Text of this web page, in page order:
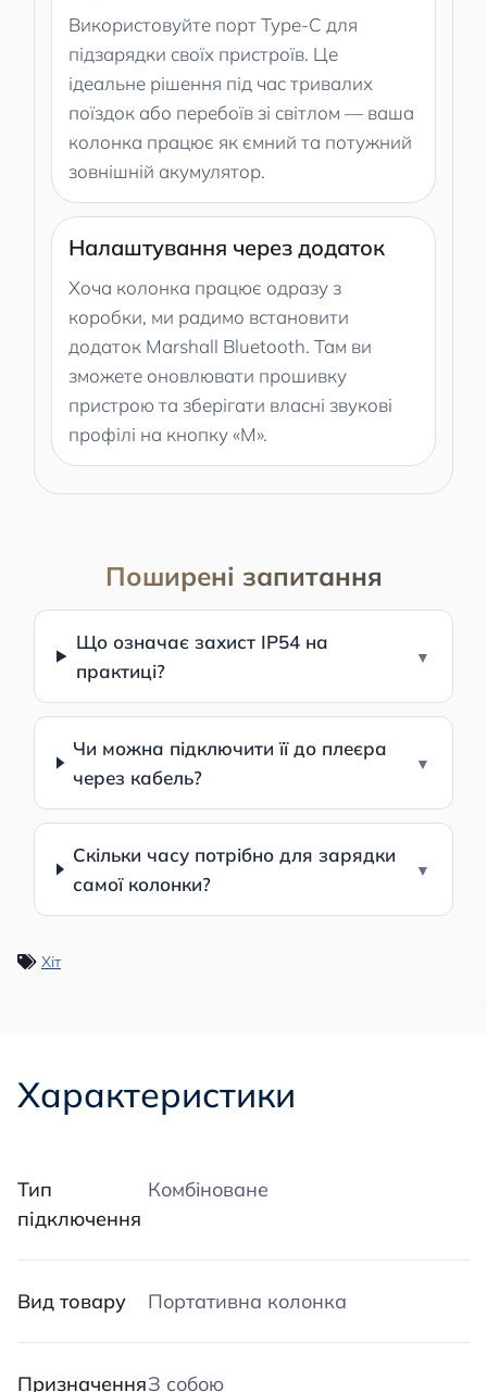
Використовуйте порт Type-C для
підзарядки своїх пристроїв. Це
ідеальне рішення під час тривалих
поїздок або перебоїв зі світлом — ваша
колонка працює як ємний та потужний
зовнішній акумулятор.
Налаштування через додаток
Хоча колонка працює одразу з
коробки, ми радимо встановити
додаток Marshall Bluetooth. Там ви
зможете оновлювати прошивку
пристрою та зберігати власні звукові
профілі на кнопку «M».
Поширені запитання
Що означає захист IP54 на
практиці?
Чи можна підключити її до плеєра
через кабель?
Скільки часу потрібно для зарядки
самої колонки?
Хіт
Характеристики
Тип
підключення
Комбіноване
Вид товару Портативна колонка
ПризначенняЗ собою